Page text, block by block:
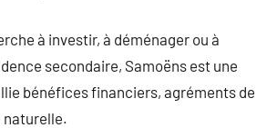
à investir, à déménager ou à
secondaire, Samoëns est une
bénéfices financiers, agréments de